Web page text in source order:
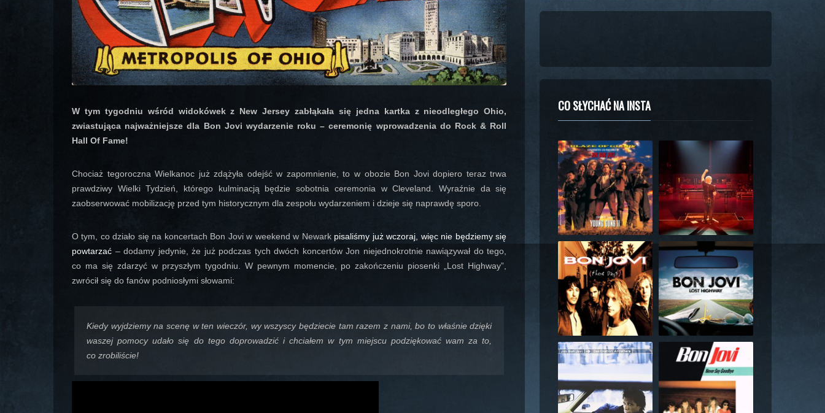
W tym tygodniu wśród widokówek z New Jersey zabłąkała się jedna kartka z nieodległego Ohio,
zwiastująca najważniejsze dla Bon Jovi wydarzenie roku – ceremonię wprowadzenia do Rock & Roll
Hall Of Fame!
Chociaż tegoroczna Wielkanoc już zdążyła odejść w zapomnienie, to w obozie Bon Jovi dopiero teraz trwa
prawdziwy Wielki Tydzień, którego kulminacją będzie sobotnia ceremonia w Cleveland. Wyraźnie da się
zaobserwować mobilizację przed tym historycznym dla zespołu wydarzeniem i dzieje się naprawdę sporo.
O tym, co działo się na koncertach Bon Jovi w weekend w Newark pisaliśmy już wczoraj, więc nie będziemy się
powtarzać – dodamy jedynie, że już podczas tych dwóch koncertów Jon niejednokrotnie nawiązywał do tego,
co ma się zdarzyć w przyszłym tygodniu. W pewnym momencie, po zakończeniu piosenki „Lost Highway”,
zwrócił się do fanów podniosłymi słowami:
Kiedy wyjdziemy na scenę w ten wieczór, wy wszyscy będziecie tam razem z nami, bo to właśnie dzięki
waszej pomocy udało się do tego doprowadzić i chciałem w tym miejscu podziękować wam za to,
co zrobiliście!
CO SŁYCHAĆ NA INSTA